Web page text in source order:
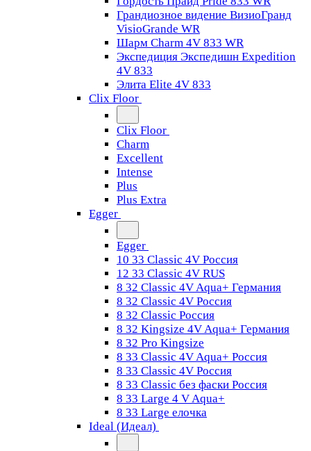
Грандиозное видение ВизиоГранд
VisioGrande WR
Шарм Charm 4V 833 WR
Экспедиция Экспедишн Expedition
4V 833
Элита Elite 4V 833
Clix Floor
Clix Floor
Charm
Excellent
Intense
Plus
Plus Extra
Egger
Egger
10 33 Classic 4V Россия
12 33 Classic 4V RUS
8 32 Classic 4V Aqua+ Германия
8 32 Classic 4V Россия
8 32 Classic Россия
8 32 Kingsize 4V Aqua+ Германия
8 32 Pro Kingsize
8 33 Classic 4V Aqua+ Россия
8 33 Classic 4V Россия
8 33 Classic без фаски Россия
8 33 Large 4 V Aqua+
8 33 Large елочка
Ideal (Идеал)